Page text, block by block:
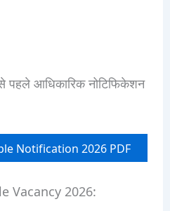
पहले आधिकारिक नोटिफिकेशन
Notification 2026 PDF
Vacancy 2026: